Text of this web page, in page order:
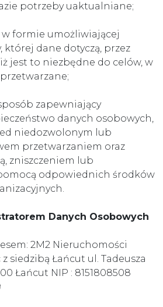
potrzeby uaktualniane;
formie umożliwiającej
której dane dotyczą, przez
jest to niezbędne do celów, w
zapewniający
danych osobowych,
niedozwolonym lub
przetwarzaniem oraz
zniszczeniem lub
odpowiednich środków
Danych Osobowych
2M2 Nieruchomości
siedzibą Łańcut ul. Tadeusza
Łańcut NIP : 8151808508